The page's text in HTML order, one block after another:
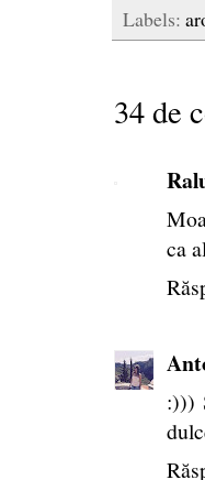
Labels:
34 de
ca
:)))